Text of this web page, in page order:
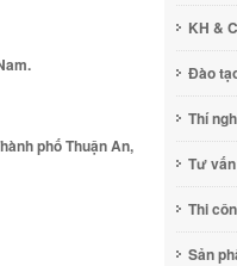
phố Thuận An,
KH &
Đào
Thí
Tư vấn
Thi
Sản